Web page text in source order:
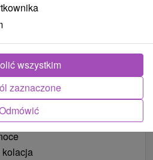
zaznaczone
wszystkim